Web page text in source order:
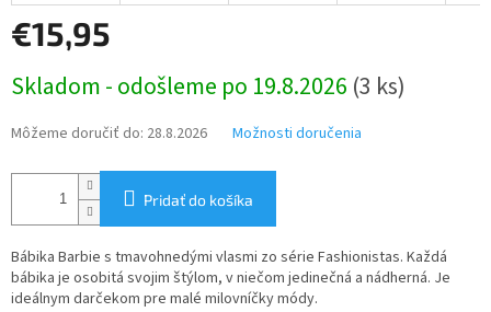
€15,95
cena:
Skladom - odošleme po 19.8.2026 (3 ks)
Môžeme doručiť do: 28.8.2026 Možnosti doručenia
Pridať do košíka
Bábika Barbie s tmavohnedými vlasmi zo série Fashionistas. Každá
bábika je osobitá svojim štýlom, v niečom jedinečná a nádherná. Je
ideálnym darčekom pre malé milovníčky módy.